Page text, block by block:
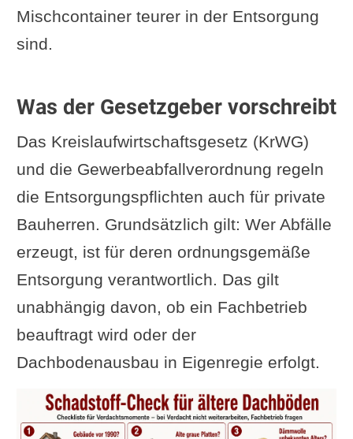
Mischcontainer teurer in der Entsorgung
sind.
Was der Gesetzgeber vorschreibt
Das Kreislaufwirtschaftsgesetz (KrWG)
und die Gewerbeabfallverordnung regeln
die Entsorgungspflichten auch für private
Bauherren. Grundsätzlich gilt: Wer Abfälle
erzeugt, ist für deren ordnungsgemäße
Entsorgung verantwortlich. Das gilt
unabhängig davon, ob ein Fachbetrieb
beauftragt wird oder der
Dachbodenausbau in Eigenregie erfolgt.